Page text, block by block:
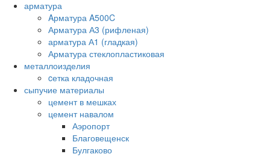
арматура
Aрматура A500C
Арматура А3 (рифленая)
арматура А1 (гладкая)
Арматура стеклопластиковая
металлоизделия
cетка кладочная
сыпучие материалы
цемент в мешках
цемент навалом
Аэропорт
Благовещенск
Булгаково